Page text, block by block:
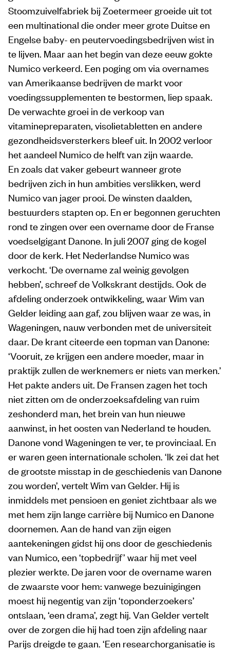
Stoomzuivelfabriek bij Zoetermeer groeide uit tot
een multinational die onder meer grote Duitse en
Engelse baby- en peutervoedingsbedrijven wist in
te lijven. Maar aan het begin van deze eeuw gokte
Numico verkeerd. Een poging om via overnames
van Amerikaanse bedrijven de markt voor
voedingssupplementen te bestormen, liep spaak.
De verwachte groei in de verkoop van
vitaminepreparaten, visolietabletten en andere
gezondheidsversterkers bleef uit. In 2002 verloor
het aandeel Numico de helft van zijn waarde.
En zoals dat vaker gebeurt wanneer grote
bedrijven zich in hun ambities verslikken, werd
Numico van jager prooi. De winsten daalden,
bestuurders stapten op. En er begonnen geruchten
rond te zingen over een overname door de Franse
voedselgigant Danone. In juli 2007 ging de kogel
door de kerk. Het Nederlandse Numico was
verkocht. ‘De overname zal weinig gevolgen
hebben’, schreef de Volkskrant destijds. Ook de
afdeling onderzoek ontwikkeling, waar Wim van
Gelder leiding aan gaf, zou blijven waar ze was, in
Wageningen, nauw verbonden met de universiteit
daar. De krant citeerde een topman van Danone:
‘Vooruit, ze krijgen een andere moeder, maar in
praktijk zullen de werknemers er niets van merken.’
Het pakte anders uit. De Fransen zagen het toch
niet zitten om de onderzoeksafdeling van ruim
zeshonderd man, het brein van hun nieuwe
aanwinst, in het oosten van Nederland te houden.
Danone vond Wageningen te ver, te provinciaal. En
er waren geen internationale scholen. ‘Ik zei dat het
de grootste misstap in de geschiedenis van Danone
zou worden’, vertelt Wim van Gelder. Hij is
inmiddels met pensioen en geniet zichtbaar als we
met hem zijn lange carrière bij Numico en Danone
doornemen. Aan de hand van zijn eigen
aantekeningen gidst hij ons door de geschiedenis
van Numico, een ‘topbedrijf’ waar hij met veel
plezier werkte. De jaren voor de overname waren
de zwaarste voor hem: vanwege bezuinigingen
moest hij negentig van zijn ‘toponderzoekers’
ontslaan, ‘een drama’, zegt hij. Van Gelder vertelt
over de zorgen die hij had toen zijn afdeling naar
Parijs dreigde te gaan. ‘Een researchorganisatie is